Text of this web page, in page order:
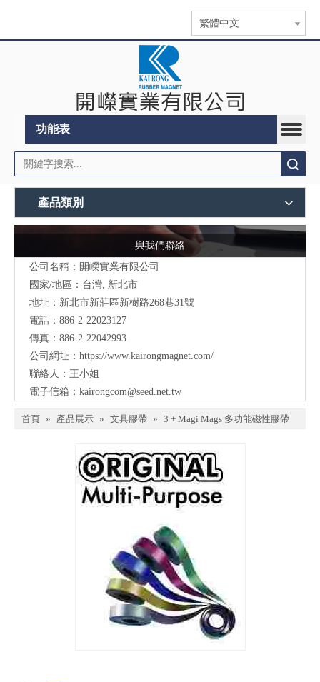
繁體中文
功能表
產品類別
與我們聯絡
公司名稱：開嶸實業有限公司
國家/地區：台灣, 新北市
地址： 新北市新莊區新樹路268巷31號
電話：886-2-22023127
傳真：886-2-22042993
公司網址： https://www.kairongmagnet.com/
聯絡人：王小姐
電子信箱： kairongcom@seed.net.tw
首頁 » 產品展示 » 文具膠帶 » 3 + Magi Mags 多功能磁性膠帶